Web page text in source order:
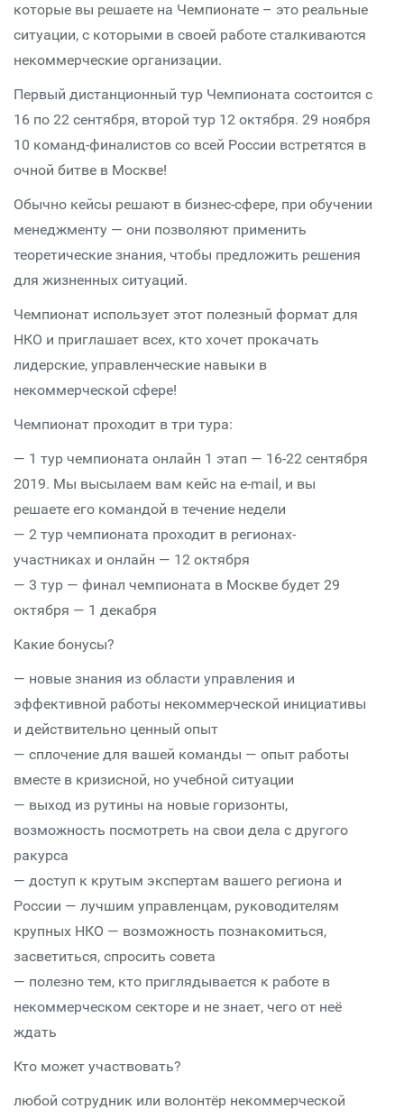
которые вы решаете на Чемпионате – это реальные
ситуации, с которыми в своей работе сталкиваются
некоммерческие организации.
Первый дистанционный тур Чемпионата состоится с
16 по 22 сентября, второй тур 12 октября. 29 ноября
10 команд-финалистов со всей России встретятся в
очной битве в Москве!
Обычно кейсы решают в бизнес-сфере, при обучении
менеджменту — они позволяют применить
теоретические знания, чтобы предложить решения
для жизненных ситуаций.
Чемпионат использует этот полезный формат для
НКО и приглашает всех, кто хочет прокачать
лидерские, управленческие навыки в
некоммерческой сфере!
Чемпионат проходит в три тура:
— 1 тур чемпионата онлайн 1 этап — 16-22 сентября
2019. Мы высылаем вам кейс на e-mail, и вы
решаете его командой в течение недели
— 2 тур чемпионата проходит в регионах-
участниках и онлайн — 12 октября
— 3 тур — финал чемпионата в Москве будет 29
октября — 1 декабря
Какие бонусы?
— новые знания из области управления и
эффективной работы некоммерческой инициативы
и действительно ценный опыт
— сплочение для вашей команды — опыт работы
вместе в кризисной, но учебной ситуации
— выход из рутины на новые горизонты,
возможность посмотреть на свои дела с другого
ракурса
— доступ к крутым экспертам вашего региона и
России — лучшим управленцам, руководителям
крупных НКО — возможность познакомиться,
засветиться, спросить совета
— полезно тем, кто приглядывается к работе в
некоммерческом секторе и не знает, чего от неё
ждать
Кто может участвовать?
любой сотрудник или волонтёр некоммерческой